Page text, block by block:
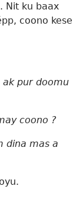
Nit ku baax
coono kese
ak pur doomu
coono ?
dina mas a